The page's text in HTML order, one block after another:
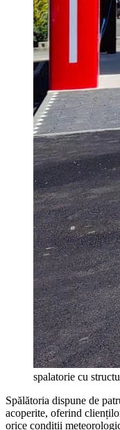
spalatorie cu
Spălătoria dispune de
acoperite, oferind
orice condiții